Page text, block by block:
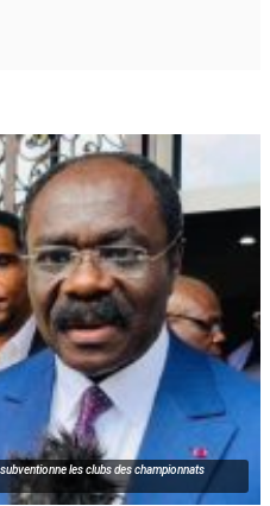
les clubs des championnats